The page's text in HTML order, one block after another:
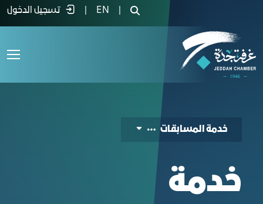
المسابقات - غرفة جدة EN تسجيل الدخول
خدمة المسابقات
خدمة